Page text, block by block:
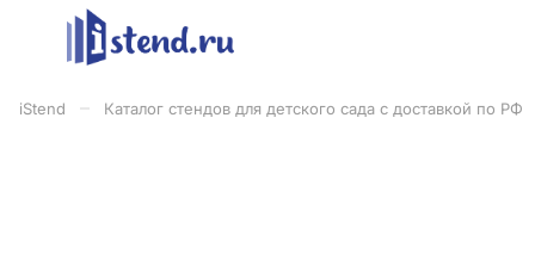
iStend Каталог стендов для детского сада с доставкой по РФ